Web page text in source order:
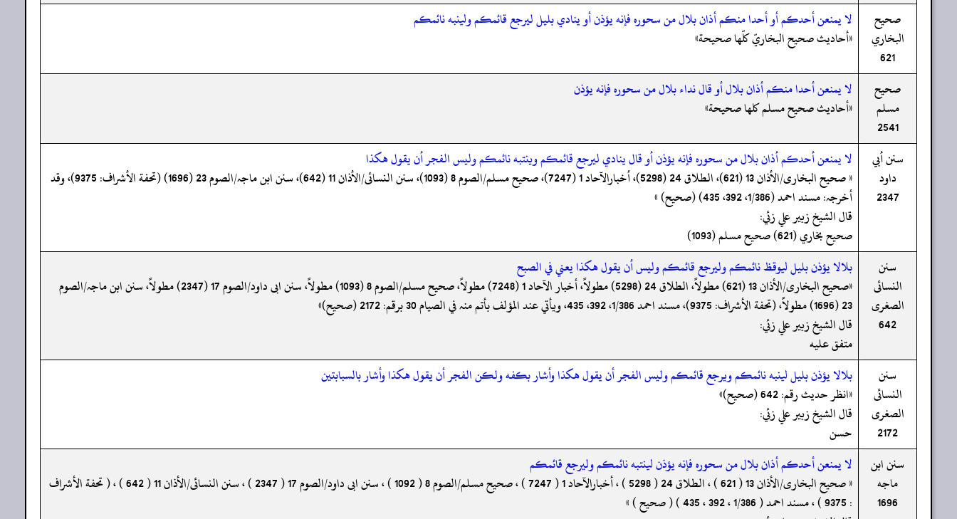
صحيح
البخاري
621
لا يمنعن أحدكم أو أحدا منكم أذان بلال من سحوره فإنه يؤذن أو ينادي بليل ليرجع قائمكم ولينبه نائمكم
«أحاديث صحيح البخاريّ كلّها صحيحة»
صحيح
مسلم
2541
لا يمنعن أحدا منكم أذان بلال أو قال نداء بلال من سحوره فإنه يؤذن
«أحاديث صحيح مسلم كلها صحيحة»
سنن أبي
داود
2347
لا يمنعن أحدكم أذان بلال من سحوره فإنه يؤذن أو قال ينادي ليرجع قائمكم وينتبه نائمكم وليس الفجر أن يقول هكذا
« صحیح البخاری/الأذان 13 (621)، الطلاق 24 (5298)، أخبارالآحاد 1 (7247)، صحیح مسلم/الصوم 8 (1093)، سنن النسائی/الأذان 11 (642)، سنن ابن ماجہ/الصوم 23 (1696) (تحفة الأشراف: 9375)، وقد
أخرجہ: مسند احمد (1/386، 392، 435) (صحیح) »
قال الشيخ زبير علي زئي:
صحيح بخاري (621) صحيح مسلم (1093)
سنن
النسائى
الصغرى
642
بلالا يؤذن بليل ليوقظ نائمكم وليرجع قائمكم وليس أن يقول هكذا يعني في الصبح
«صحیح البخاری/الأذان 13 (621) مطولاً، الطلاق 24 (5298) مطولاً، أخبار الآحاد 1 (7248) مطولاً، صحیح مسلم/الصوم 8 (1093) مطولاً، سنن ابی داود/الصوم 17 (2347) مطولاً، سنن ابن ماجہ/الصوم
23 (1696) مطولاً، (تحفة الأشراف: 9375)، مسند احمد 1/386، 392، 435، ویأتي عند المؤلف بأتم منہ في الصیام 30 برقم: 2172 (صحیح)»
قال الشيخ زبير علي زئي:
متفق عليه
سنن
النسائى
الصغرى
2172
بلالا يؤذن بليل لينبه نائمكم ويرجع قائمكم وليس الفجر أن يقول هكذا وأشار بكفه ولكن الفجر أن يقول هكذا وأشار بالسبابتين
«انظر حدیث رقم: 642 (صحیح)»
قال الشيخ زبير علي زئي:
حسن
سنن ابن
ماجه
1696
لا يمنعن أحدكم أذان بلال من سحوره فإنه يؤذن لينتبه نائمكم وليرجع قائمكم
« صحیح البخاری/الأذان 13 ( 621 ) ، الطلاق 24 ( 5298 ) ، أخبارالآحاد 1 ( 7247 ) ، صحیح مسلم/الصوم 8 ( 1092 ) ، سنن ابی داود/الصوم 17 ( 2347 ) ، سنن النسائی/الأذان 11 ( 642 ) ، ( تحفة الأشراف
: 9375 ) ، مسند احمد ( 1/386 ، 392 ، 435 ) ( صحیح ) »